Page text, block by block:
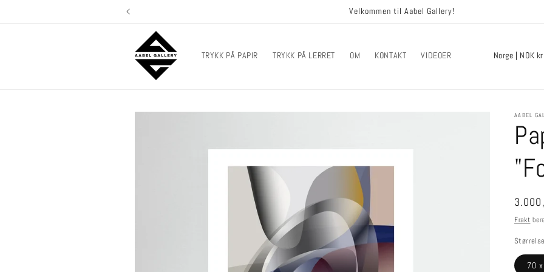
Velkommen til Aabel Gallery!
TRYKK PÅ PAPIR TRYKK PÅ LERRET OM KONTAKT VIDEOER Norge | NOK kr
AABEL
pris
Frakt
Størrelse
70